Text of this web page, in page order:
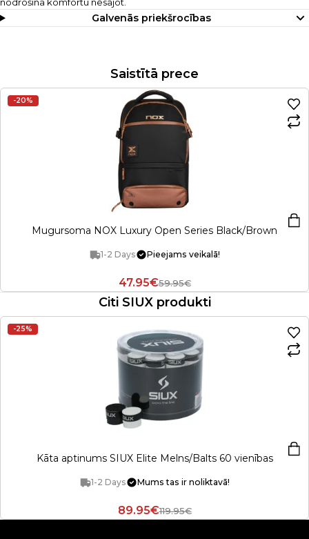
nodrošina komfortu nēsājot.
Galvenās priekšrocības
Saistītā prece
-20%
Mugursoma NOX Luxury Open Series Black/Brown
1-2 Days Pieejams veikalā!
47.95€59.95€
Citi SIUX produkti
-25%
Kāta aptinums SIUX Elite Melns/Balts 60 vienības
1-2 Days Mums tas ir noliktavā!
89.95€119.95€